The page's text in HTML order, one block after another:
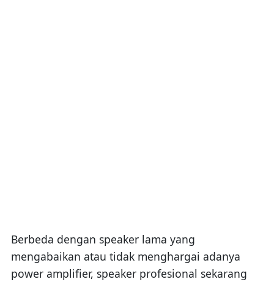
Berbeda dengan speaker lama yang
mengabaikan atau tidak menghargai adanya
power amplifier, speaker profesional sekarang